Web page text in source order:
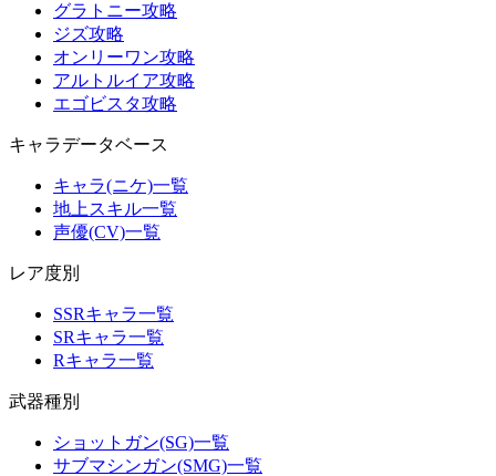
グラトニー攻略
ジズ攻略
オンリーワン攻略
アルトルイア攻略
エゴビスタ攻略
キャラデータベース
キャラ(ニケ)一覧
地上スキル一覧
声優(CV)一覧
レア度別
SSRキャラ一覧
SRキャラ一覧
Rキャラ一覧
武器種別
ショットガン(SG)一覧
サブマシンガン(SMG)一覧